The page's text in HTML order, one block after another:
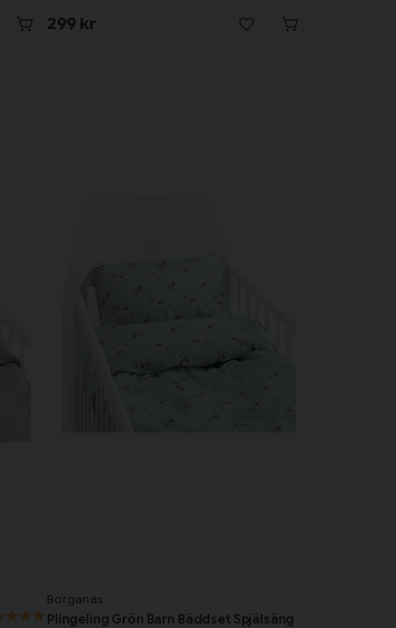
299 kr
Borganäs
Plingeling Grön Barn Bäddset Spjälsäng